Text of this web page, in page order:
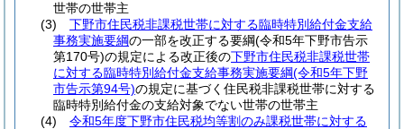
世帯の世帯主
(3)
下野市住民税非課税世帯に対する臨時特別給付金支給
事務実施要綱の一部を改正する要綱(令和5年下野市告示
第170号)の規定による改正後の下野市住民税非課税世帯
に対する臨時特別給付金支給事務実施要綱(令和5年下野
市告示第94号)の規定に基づく住民税非課税世帯に対する
臨時特別給付金の支給対象でない世帯の世帯主
(4)
令和5年度下野市住民税均等割のみ課税世帯に対する